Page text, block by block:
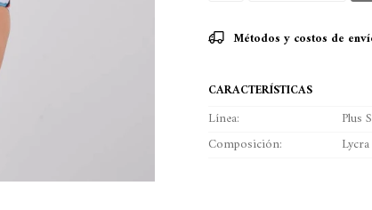
Métodos y costos de
CARACTERÍSTICAS
Línea
Plus
Composición
Lycra